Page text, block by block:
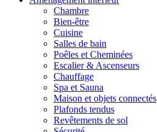
Chambre
Bien-être
Cuisine
Salles de bain
Poêles et Cheminées
Escalier & Ascenseurs
Chauffage
Spa et Sauna
Maison et objets connectés
Plafonds tendus
Revêtements de sol